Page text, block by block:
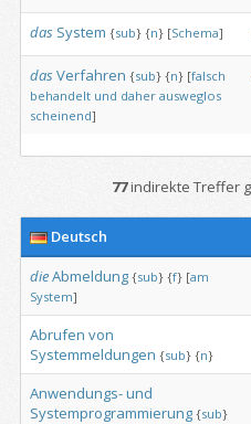
das System {sub} {n} [Schema]
dasVerfahren {sub} {n} [falsch
behandelt und daher ausweglos
scheinend]
77indirekte Treffer
Deutsch
dieAbmeldung {sub} {f} [am
System]
Abrufen von
Systemmeldungen {sub} {n}
Anwendungs-und
Systemprogrammierung {sub}